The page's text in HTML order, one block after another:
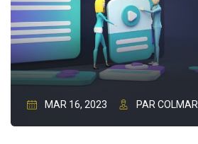
MAR 16, 2023 PAR COLMAR